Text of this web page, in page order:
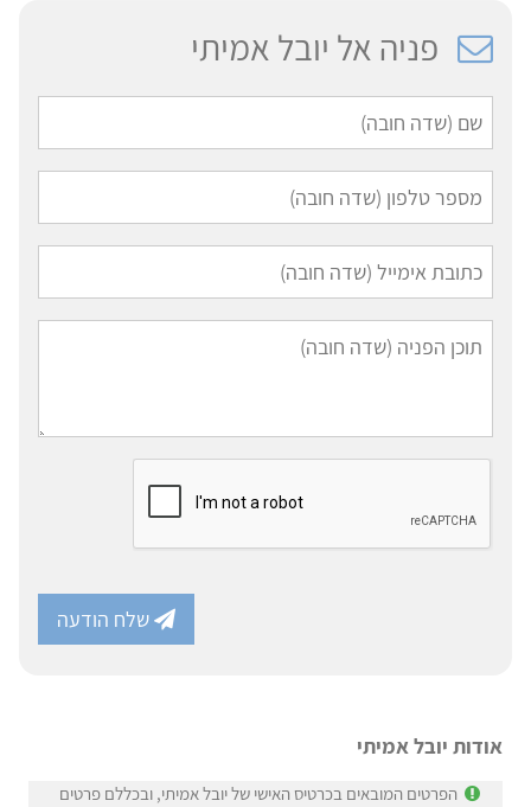
פניה אל יובל אמיתי
שלח הודעה
אודות יובל אמיתי
הפרטים המובאים בכרטיס האישי של יובל אמיתי, ובכללם פרטים